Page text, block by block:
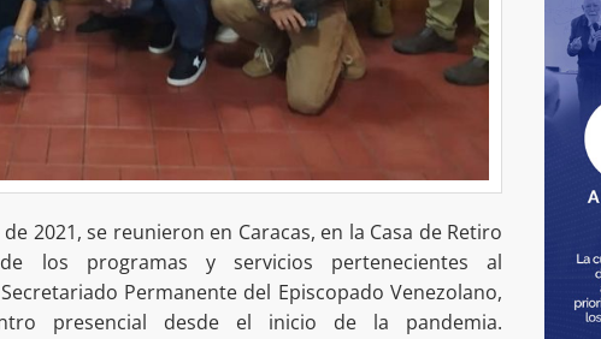
2021, se reunieron en Caracas, en la Casa de Retiro
los programas y servicios pertenecientes al
Permanente del Episcopado Venezolano,
presencial desde el inicio de la pandemia.